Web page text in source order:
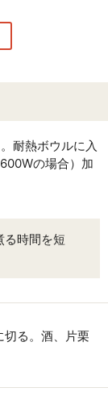
耐熱ボウルに入
の場合）加
る時間を短
る。酒、片栗